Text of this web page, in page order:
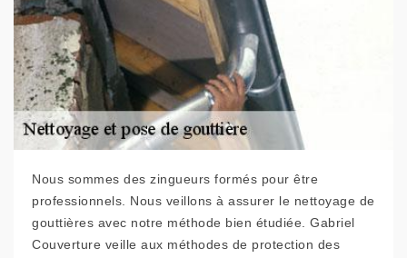
Nous sommes des zingueurs formés pour être
professionnels. Nous veillons à assurer le nettoyage de
gouttières avec notre méthode bien étudiée. Gabriel
Couverture veille aux méthodes de protection des